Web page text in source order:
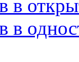
в
в